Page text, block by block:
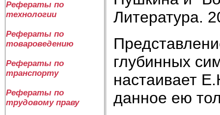
Рефераты по
технологии
Рефераты по
товароведению
Рефераты по
транспорту
Рефераты по
трудовому праву
Литература.
глубинных
настаивает
данное ею